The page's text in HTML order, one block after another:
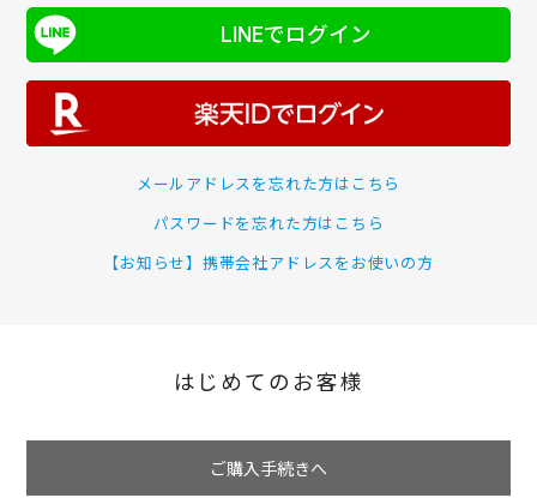
LINEでログイン
メールアドレスを忘れた方はこちら
パスワードを忘れた方はこちら
【お知らせ】携帯会社アドレスをお使いの方
はじめてのお客様
ご購入手続きへ